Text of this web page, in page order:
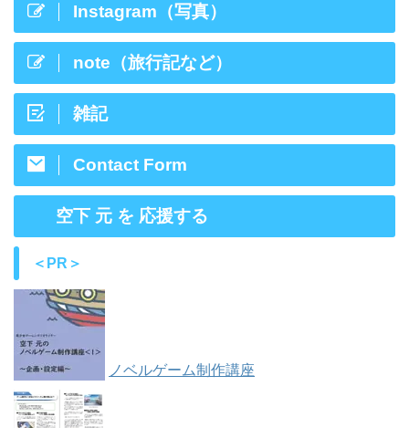
Instagram（写真）
note（旅行記など）
雑記
Contact Form
空下 元 を 応援する
＜PR＞
ノベルゲーム制作講座